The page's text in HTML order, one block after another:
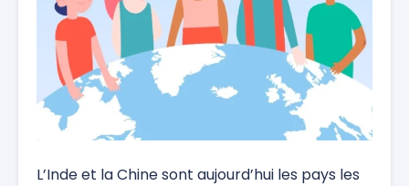
L’Inde et la Chine sont aujourd’hui les pays les